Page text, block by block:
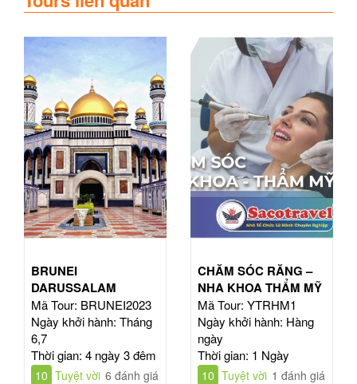
BRUNEI
DARUSSALAM
Mã Tour: BRUNEI2023
Ngày khởi hành: Tháng
6,7
Thời gian: 4 ngày 3 đêm
10 Tuyệt vời 6 đánh giá
CHĂM SÓC RĂNG –
NHA KHOA THẨM MỸ
Mã Tour: YTRHM1
Ngày khởi hành: Hàng
ngày
Thời gian: 1 Ngày
10 Tuyệt vời 1 đánh giá